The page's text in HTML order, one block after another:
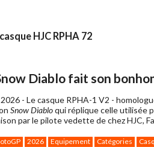
HJC RPHA 72
Diablo fait son
- Le casque RPHA-1 V2 -
Snow Diabloqui réplique celle utilisée
par le pilote vedette de chez HJC,
2026 Equipement Catégories